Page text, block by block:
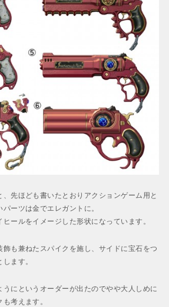
先ほども書いたとおりアクションゲーム用と
ーツは金でエレガントに。
ールをイメージした形状になっています。
も兼ねたスパイクを施し、サイドに宝石をつ
ます。
にというオーダーが出たのでやや大人しめに
考えます。